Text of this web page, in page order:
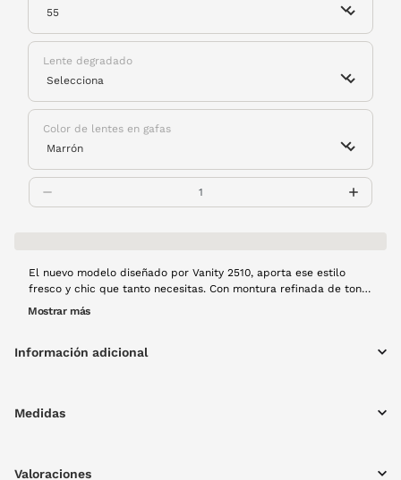
Lente degradado
Color de lentes en gafas
El nuevo modelo diseñado por Vanity 2510, aporta ese estilo
fresco y chic que tanto necesitas. Con montura refinada de tono
rosa transparente, esta gafa es perfecta para quienes buscan la
Mostrar más
Información adicional
Medidas
Valoraciones